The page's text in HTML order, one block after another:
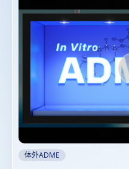
体外ADME